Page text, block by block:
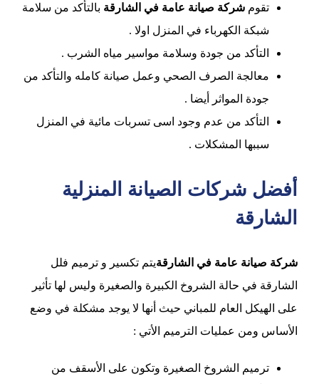
تقوم شركة صيانة عامة في الشارقة بالتأكد من سلامة
شبكة الكهرباء في المنزل اولا .
التأكد من جودة وسلامة مواسير مياه الشرب .
معالجة الصرف الصحي وعمل صيانة كامله والتأكد من
جودة المواثر أيضا .
التأكد من عدم وجود اسى تسربات مائية في المنزل
سببها المشكلات .
أفضل شركات الصيانة المنزلية
الشارقة
شركة صيانة عامة في الشارقةيتم تكسير و ترميم فلل
الشارقة في حالة الشروخ الكبيرة والصغيرة وليس لها تأثير
على الهيكل العام للمباني حيث أنها لا يوجد مشكلة في وضع
الأساس ومن عمليات الترميم الأتي :
ترميم الشروخ الصغيرة وتكون على الأسقف من